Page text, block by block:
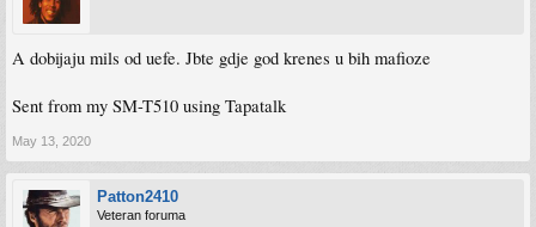
A dobijaju mils od uefe. Jbte gdje god krenes u bih mafioze
Sent from my SM-T510 using Tapatalk
May 13, 2020
Patton2410
Veteran foruma